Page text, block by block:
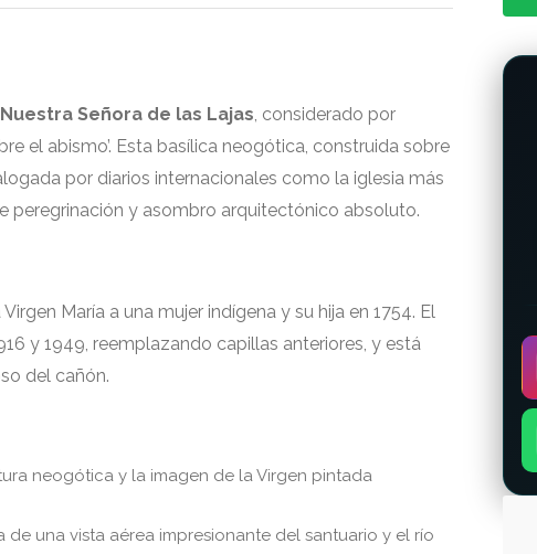
Señora de las Lajas, considerado por
el abismo’. Esta basílica neogótica, construida sobre
por diarios internacionales como la iglesia más
peregrinación y asombro arquitectónico absoluto.
María a una mujer indígena y su hija en 1754. El
y 1949, reemplazando capillas anteriores, y está
del cañón.
neogótica y la imagen de la Virgen pintada
de una vista aérea impresionante del santuario y el río